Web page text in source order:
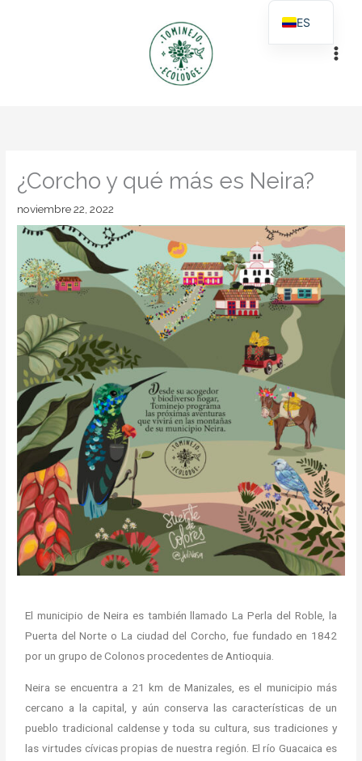
¿Corcho y qué más es Neira?
noviembre 22, 2022
El municipio de Neira es también llamado La Perla del Roble, la
Puerta del Norte o La ciudad del Corcho, fue fundado en 1842
por un grupo de Colonos procedentes de Antioquia.
Neira se encuentra a 21 km de Manizales, es el municipio más
cercano a la capital, y aún conserva las características de un
pueblo tradicional caldense y toda su cultura, sus tradiciones y
las virtudes cívicas propias de nuestra región. El río Guacaica es
ES